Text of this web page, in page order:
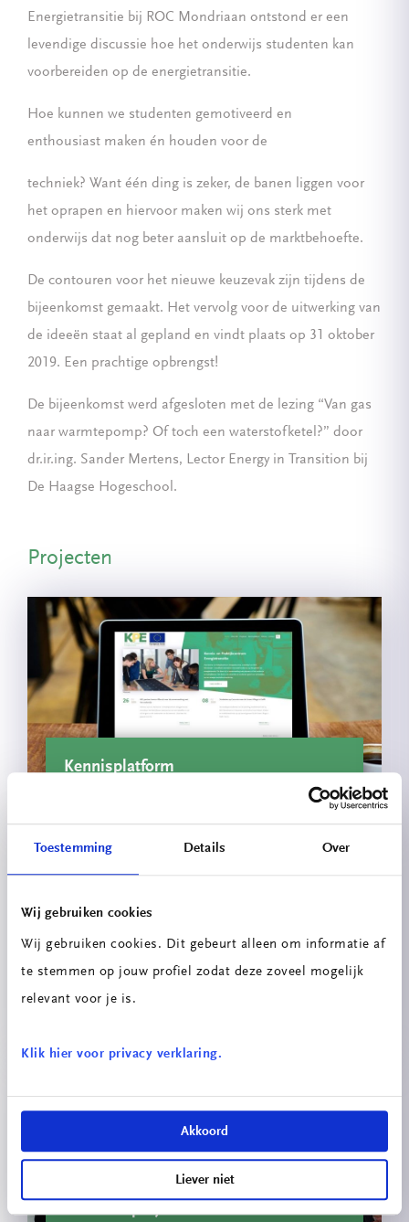
Toestemming Details Over
Wij gebruiken cookies
Wij gebruiken cookies. Dit gebeurt alleen om informatie af
te stemmen op jouw profiel zodat deze zoveel mogelijk
relevant voor je is.
Klik hier voor privacy verklaring.
Akkoord
Liever niet
Energietransitie bij ROC Mondriaan ontstond er een
levendige discussie hoe het onderwijs studenten kan
voorbereiden op de energietransitie.
Hoe kunnen we studenten gemotiveerd en
enthousiast maken én houden voor de
techniek? Want één ding is zeker, de banen liggen voor
het oprapen en hiervoor maken wij ons sterk met
onderwijs dat nog beter aansluit op de marktbehoefte.
De contouren voor het nieuwe keuzevak zijn tijdens de
bijeenkomst gemaakt. Het vervolg voor de uitwerking van
de ideeën staat al gepland en vindt plaats op 31 oktober
2019. Een prachtige opbrengst!
De bijeenkomst werd afgesloten met de lezing “Van gas
naar warmtepomp? Of toch een waterstofketel?” door
dr.ir.ing. Sander Mertens, Lector Energy in Transition bij
De Haagse Hogeschool.
Projecten
Kennisplatform
Circulaire Portiersloge
Innovatieprojecten School voor